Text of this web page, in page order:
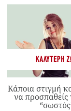
ΚΑΛΎΤΕΡΗ
Κάποια στιγμή
να προσπαθείς